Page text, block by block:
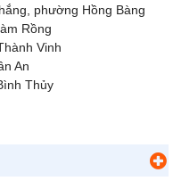
phường Hồng Bàng
Rồng
Vinh
An
Thủy